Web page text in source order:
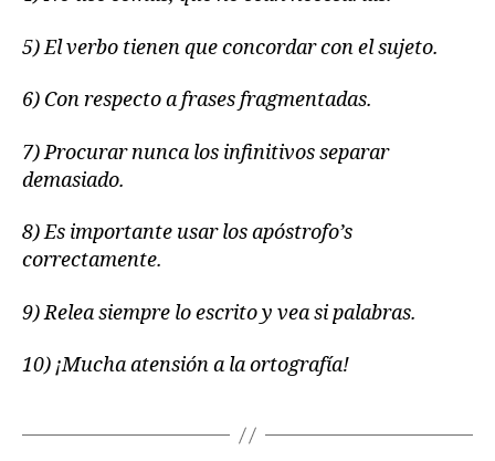
5) El verbo tienen que concordar con el sujeto.
6) Con respecto a frases fragmentadas.
7) Procurar nunca los infinitivos separar
demasiado.
8) Es importante usar los apóstrofo’s
correctamente.
9) Relea siempre lo escrito y vea si palabras.
10) ¡Mucha atensión a la ortografía!